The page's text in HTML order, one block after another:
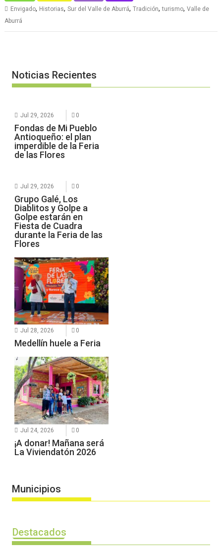
Envigado, Historias,Sur del Valle de Aburrá,Tradición,turismo,Valle de
Aburrá
Noticias Recientes
Jul 29, 2026 0
Fondas de Mi Pueblo
Antioqueño: el plan
imperdible de la Feria
de las Flores
Jul 29, 2026 0
Grupo Galé, Los
Diablitos y Golpe a
Golpe estarán en
Fiesta de Cuadra
durante la Feria de las
Flores
Jul 28, 2026 0
Medellín huele a Feria
Jul 24, 2026 0
¡A donar! Mañana será
La Viviendatón 2026
Municipios
Destacados